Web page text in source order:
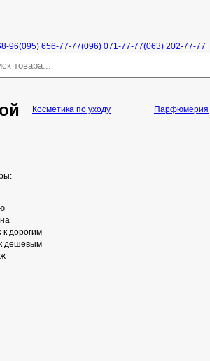
96(095) 656-77-77(096) 071-77-77(063) 202-77-77
дорогим
дешевым
Косметика по уходу Парфюмерия